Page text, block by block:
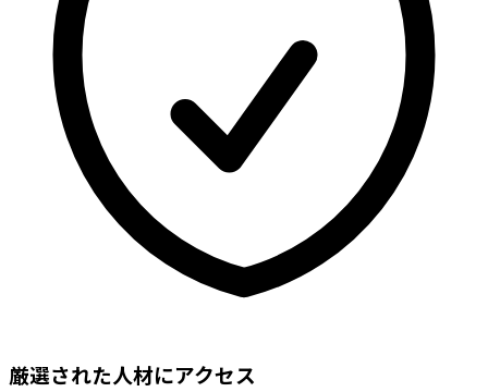
厳選された人材にアクセス